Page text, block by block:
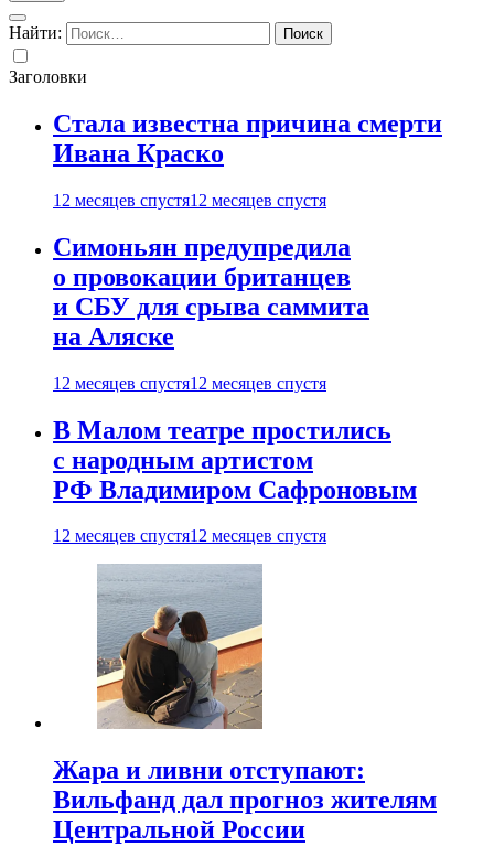
Найти:
Заголовки
Стала известна причина смерти
Ивана Краско
12 месяцев спустя12 месяцев спустя
Симоньян предупредила
о провокации британцев
и СБУ для срыва саммита
на Аляске
12 месяцев спустя12 месяцев спустя
В Малом театре простились
с народным артистом
РФ Владимиром Сафроновым
12 месяцев спустя12 месяцев спустя
Жара и ливни отступают:
Вильфанд дал прогноз жителям
Центральной России